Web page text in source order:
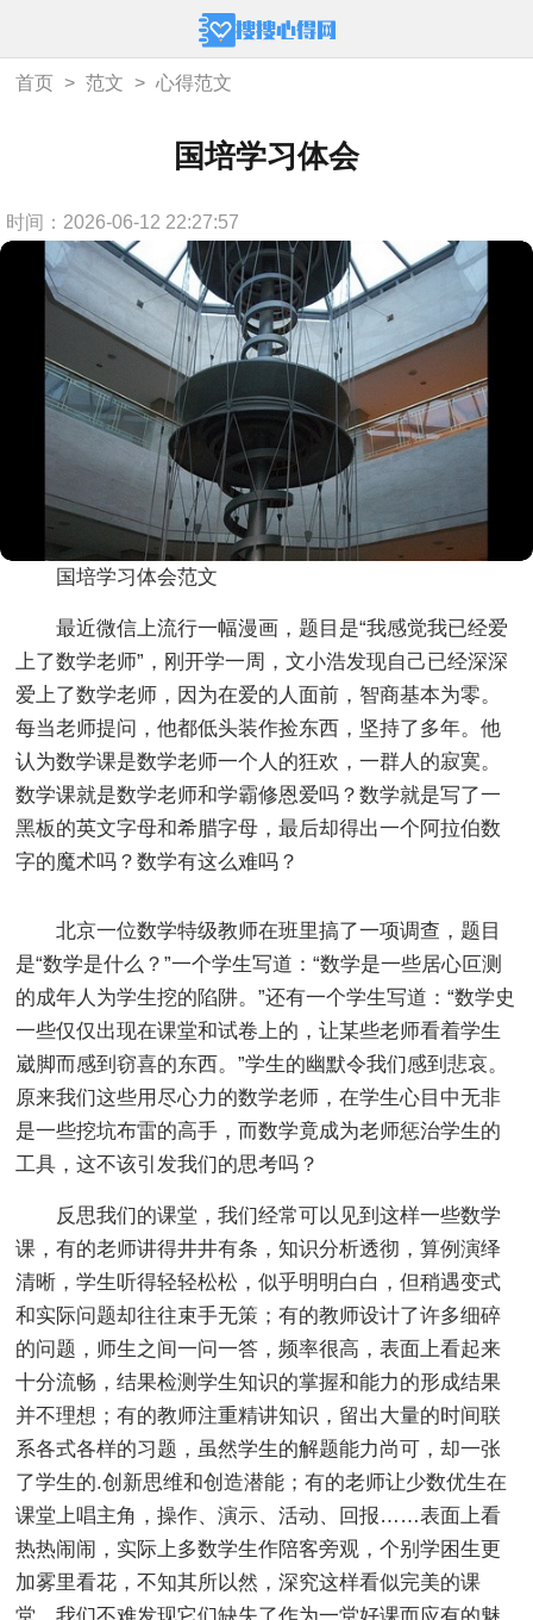
首页 > 范文 > 心得范文
国培学习体会
时间：2026-06-12 22:27:57
国培学习体会范文
最近微信上流行一幅漫画，题目是“我感觉我已经爱
上了数学老师”，刚开学一周，文小浩发现自己已经深深
爱上了数学老师，因为在爱的人面前，智商基本为零。
每当老师提问，他都低头装作捡东西，坚持了多年。他
认为数学课是数学老师一个人的狂欢，一群人的寂寞。
数学课就是数学老师和学霸修恩爱吗？数学就是写了一
黑板的英文字母和希腊字母，最后却得出一个阿拉伯数
字的魔术吗？数学有这么难吗？
北京一位数学特级教师在班里搞了一项调查，题目
是“数学是什么？”一个学生写道：“数学是一些居心叵测
的成年人为学生挖的陷阱。”还有一个学生写道：“数学史
一些仅仅出现在课堂和试卷上的，让某些老师看着学生
崴脚而感到窃喜的东西。”学生的幽默令我们感到悲哀。
原来我们这些用尽心力的数学老师，在学生心目中无非
是一些挖坑布雷的高手，而数学竟成为老师惩治学生的
工具，这不该引发我们的思考吗？
反思我们的课堂，我们经常可以见到这样一些数学
课，有的老师讲得井井有条，知识分析透彻，算例演绎
清晰，学生听得轻轻松松，似乎明明白白，但稍遇变式
和实际问题却往往束手无策；有的教师设计了许多细碎
的问题，师生之间一问一答，频率很高，表面上看起来
十分流畅，结果检测学生知识的掌握和能力的形成结果
并不理想；有的教师注重精讲知识，留出大量的时间联
系各式各样的习题，虽然学生的解题能力尚可，却一张
了学生的.创新思维和创造潜能；有的老师让少数优生在
课堂上唱主角，操作、演示、活动、回报……表面上看
热热闹闹，实际上多数学生作陪客旁观，个别学困生更
加雾里看花，不知其所以然，深究这样看似完美的课